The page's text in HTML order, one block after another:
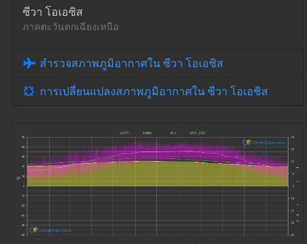
ซีวา โอเอซิส
ภาคตะวันตกเฉียงเหนือ
สำรวจสภาพภูมิอากาศใน ซีวา โอเอซิส
การเปลี่ยนแปลงสภาพภูมิอากาศใน ซีวา โอเอซิส